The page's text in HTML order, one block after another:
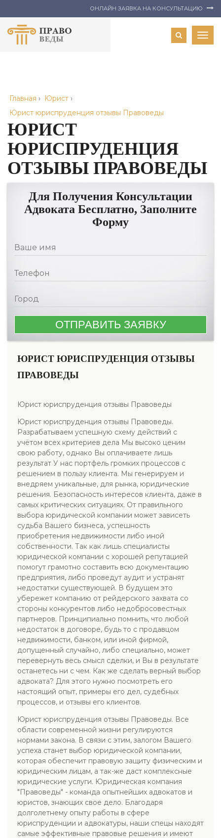
ОНЛАЙН ЗАЯВКА НА КОНСУЛЬТАЦИЮ
Главная › Юрист ›
Юрист юриспруденция отзывы Правоведы
ЮРИСТ
ЮРИСПРУДЕНЦИЯ
ОТЗЫВЫ ПРАВОВЕДЫ
Для Получения Консультации
Адвоката Бесплатно, Заполните
Форму
ЮРИСТ ЮРИСПРУДЕНЦИЯ ОТЗЫВЫ
ПРАВОВЕДЫ
Юрист юриспруденция отзывы Правоведы
Юрист юриспруденция отзывы Правоведы.
Разрабатываем успешную схему действий с
учётом всех критериев дела Мы высоко ценим
свою работу, однако Вы оплачиваете лишь
результат У нас портфель громких процессов с
решением в пользу клиента. Мы генерируем и
внедряем уникальные, для рынка, юридические
решения. Безопасность интересов клиента, даже в
самых критических ситуациях. От правильного
выбора юридической компании может зависеть
судьба Вашего бизнеса, успешность
приобретения недвижимости либо иной
собственности. Так как лишь специалисты
юридической компании с хорошей репутацией
помогут грамотно составить всю документацию
предприятия, либо проведут аудит и устранят
недостатки существующей. В будущем это
убережет компанию от рейдерского захвата со
стороны конкурентов либо недобросовестных
партнеров. Принципиально помнить, что любой
недостаток в договоре, будь то с продавцом
недвижимости, банком, или иной фирмой,
допущенный случайно, либо специально, может
перевернуть весь смысл сделки, и Вы в результате
останетесь ни с чем. Как же сделать верный выбор
адвоката? Для этого нужно посмотреть его
настоящий опыт, примеры его дел, судебных
процессов, и отзывы его клиентов.
Юрист юриспруденция отзывы Правоведы. Все
области современной жизни регулируются
нормами закона. В связи с этим, залогом Вашего
успеха станет выбор юридической компании,
которая обеспечит правовую защиту физическим и
юридическим лицам, а так-же даст комплексные
юридические услуги. Юридическая компания
"Правоведы" - команда опытнейших адвокатов и
юристов, знающих свое дело. Благодаря
долголетнему опыту работы в сфере
юриспруденции и адвокатуры, наши спецы находят
самые эффективные правовые решения и имеют